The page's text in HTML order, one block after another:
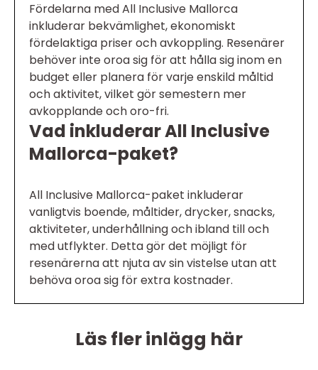
Fördelarna med All Inclusive Mallorca
inkluderar bekvämlighet, ekonomiskt
fördelaktiga priser och avkoppling. Resenärer
behöver inte oroa sig för att hålla sig inom en
budget eller planera för varje enskild måltid
och aktivitet, vilket gör semestern mer
avkopplande och oro-fri.
Vad inkluderar All Inclusive
Mallorca-paket?
All Inclusive Mallorca-paket inkluderar
vanligtvis boende, måltider, drycker, snacks,
aktiviteter, underhållning och ibland till och
med utflykter. Detta gör det möjligt för
resenärerna att njuta av sin vistelse utan att
behöva oroa sig för extra kostnader.
Läs fler inlägg här